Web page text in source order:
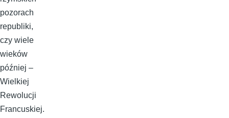
pozorach
republiki,
czy wiele
wieków
później –
Wielkiej
Rewolucji
Francuskiej.